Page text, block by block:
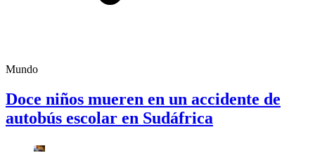
Mundo
Doce niños mueren en un accidente de
autobús escolar en Sudáfrica